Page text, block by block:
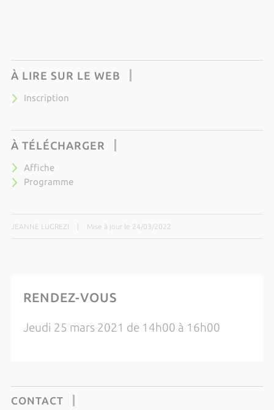
À LIRE SUR LE WEB
Inscription
À TÉLÉCHARGER
Affiche
Programme
JEANNE LUGREZI Mise à jour le 24/03/2022
RENDEZ-VOUS
Jeudi 25 mars 2021 de 14h00 à 16h00
CONTACT